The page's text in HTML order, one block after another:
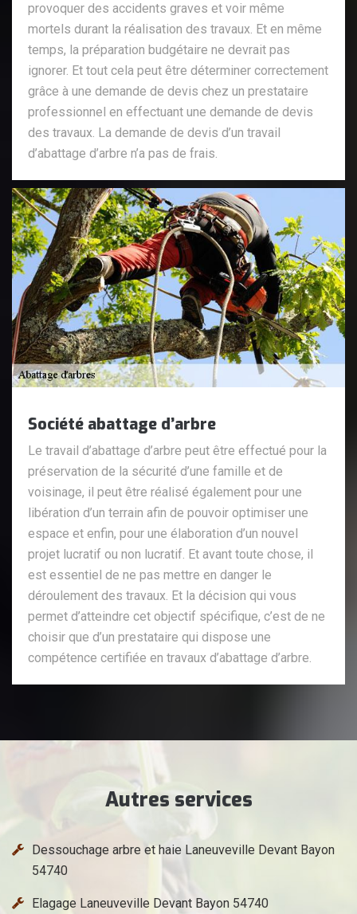
provoquer des accidents graves et voir même
mortels durant la réalisation des travaux. Et en même
temps, la préparation budgétaire ne devrait pas
ignorer. Et tout cela peut être déterminer correctement
grâce à une demande de devis chez un prestataire
professionnel en effectuant une demande de devis
des travaux. La demande de devis d’un travail
d’abattage d’arbre n’a pas de frais.
Société abattage d’arbre
Le travail d’abattage d’arbre peut être effectué pour la
préservation de la sécurité d’une famille et de
voisinage, il peut être réalisé également pour une
libération d’un terrain afin de pouvoir optimiser une
espace et enfin, pour une élaboration d’un nouvel
projet lucratif ou non lucratif. Et avant toute chose, il
est essentiel de ne pas mettre en danger le
déroulement des travaux. Et la décision qui vous
permet d’atteindre cet objectif spécifique, c’est de ne
choisir que d’un prestataire qui dispose une
compétence certifiée en travaux d’abattage d’arbre.
Autres services
Dessouchage arbre et haie Laneuveville Devant Bayon
54740
Elagage Laneuveville Devant Bayon 54740